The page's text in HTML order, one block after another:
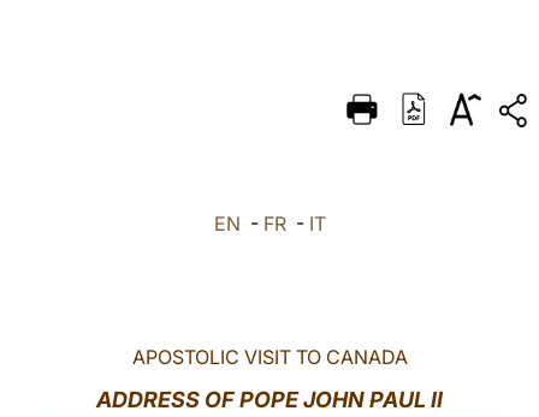
DEUTSCH
EN - FR- IT
APOSTOLIC VISIT TO CANADA
ADDRESS OF POPE JOHN PAUL II